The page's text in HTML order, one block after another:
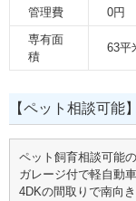
管理費 0円
専有面
積
63平
【ペット相談可能
ペット飼育相談可能
ガレージ付で軽自動
4DKの間取りで南向き